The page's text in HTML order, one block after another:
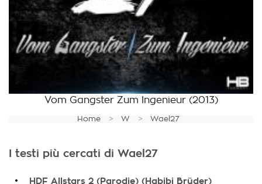
Vom Gangster Zum Ingenieur(2013)
Home W Wael27
I testi più cercati di Wael27
. HDF Allstars 2 (Parodie) (Habibi Brüder)